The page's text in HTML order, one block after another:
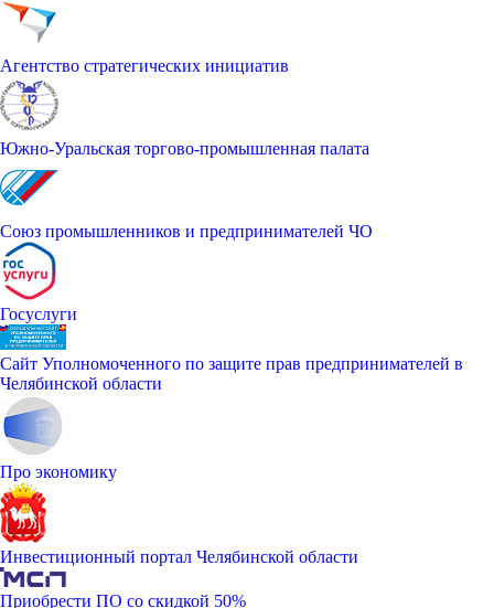
Агентство стратегических инициатив
Южно-Уральская торгово-промышленная палата
Союз промышленников и предпринимателей ЧО
Госуслуги
Сайт Уполномоченного по защите прав предпринимателей в
Челябинской области
Про экономику
Инвестиционный портал Челябинской области
Приобрести ПО со скидкой 50%